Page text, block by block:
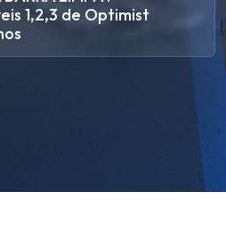
1,2,3 de Optimist